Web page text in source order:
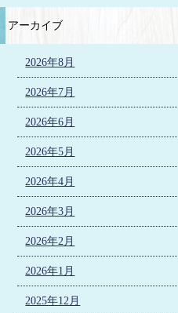
アーカイブ
2026年8月
2026年7月
2026年6月
2026年5月
2026年4月
2026年3月
2026年2月
2026年1月
2025年12月